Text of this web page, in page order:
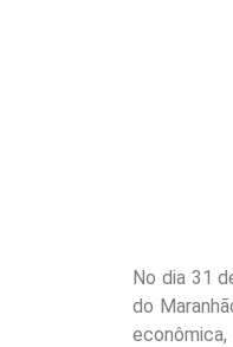
No dia 31
do